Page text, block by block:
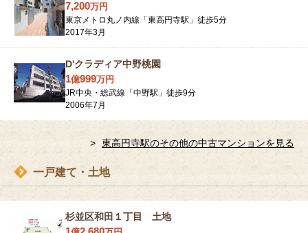
7,200万円
東京メトロ丸ノ内線「東高円寺駅」徒歩5分
2017年3月
D'クラディア中野桃園
1億999万円
JR中央・総武線「中野駅」徒歩9分
2006年7月
東高円寺駅のその他の中古マンションを見る
一戸建て・土地
杉並区和田１丁目 土地